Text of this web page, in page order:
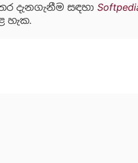
දැනගැනීම සඳහා
හැක.